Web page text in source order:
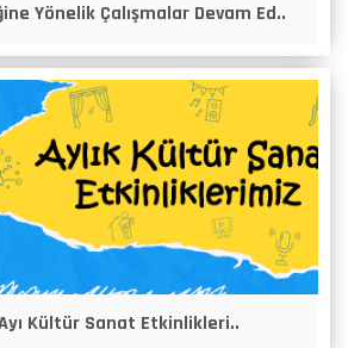
Yönelik Çalışmalar Devam Ed..
Kültür Sanat Etkinlikleri..